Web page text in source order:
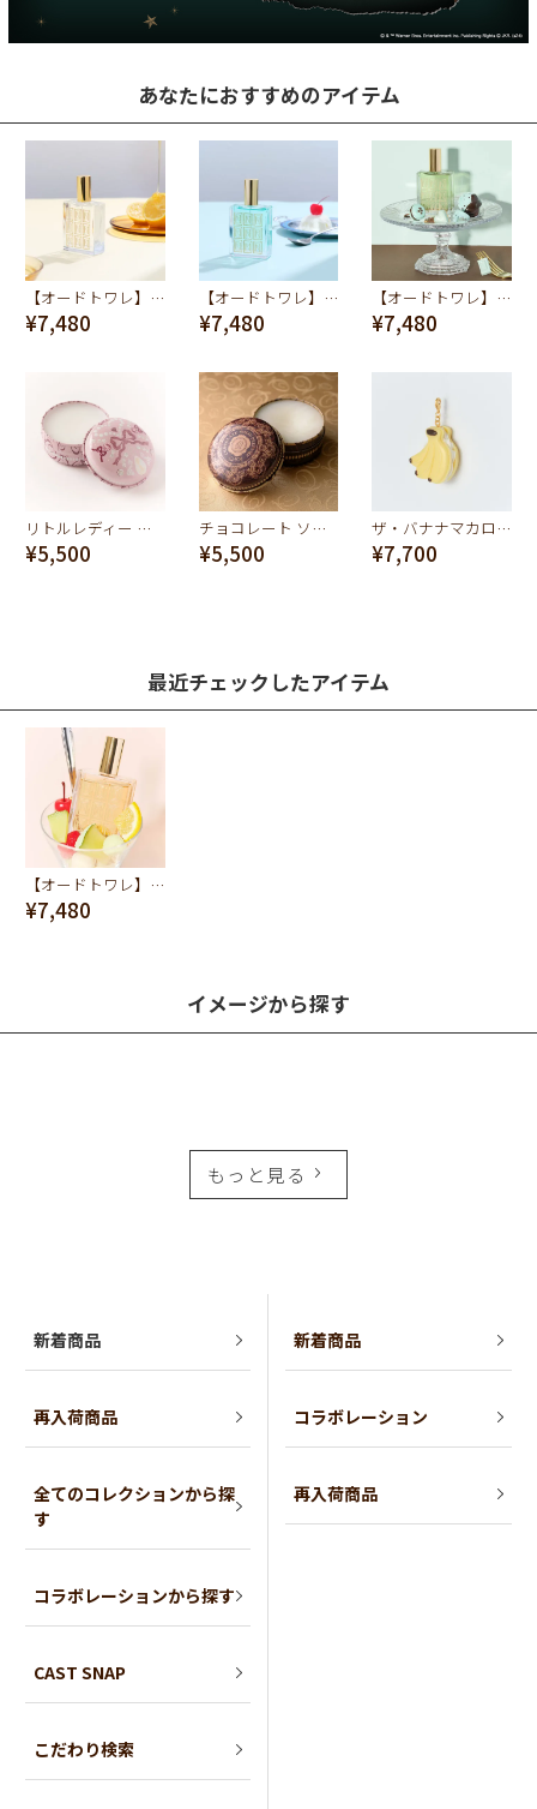
あなたにおすすめのアイテム
【オードトワレ】Honey Lemon Salt
¥7,480
【オードトワレ】クリームソーダ
¥7,480
【オードトワレ】Mint Chocolate
¥7,480
リトルレディー ソリッドパフューム
¥5,500
チョコレート ソリッドパフューム
¥5,500
ザ・バナナマカロン チャーム
¥7,700
最近チェックしたアイテム
【オードトワレ】フルーツパフェ
¥7,480
イメージから探す
もっと見る
新着商品
再入荷商品
全てのコレクションから探
す
コラボレーションから探す
CAST SNAP
こだわり検索
新着商品
コラボレーション
再入荷商品